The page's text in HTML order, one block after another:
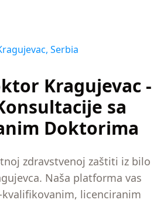
, Serbia
Kragujevac -
sa
Doktorima
zdravstvenoj zaštiti iz bilo
Naša platforma vas
kvalifikovanim, licenciranim